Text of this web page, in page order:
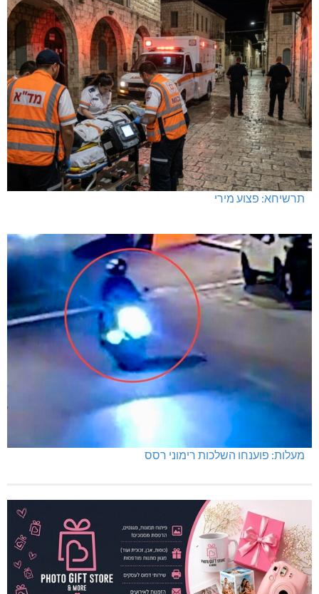
מחיר מטרה במעלות: החל מ-728,000 ₪
תרשיחא: פצוע מירי